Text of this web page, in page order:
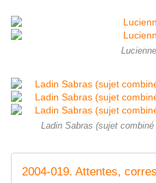
Ladin Sabras (sujet
2004-019. Attentes,